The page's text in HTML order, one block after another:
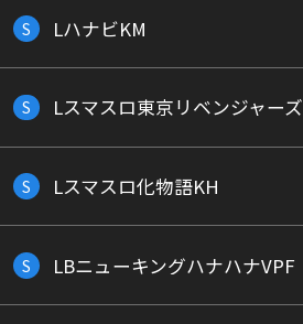
S LハナビKM
S Lスマスロ東京リベンジャーズ
S Lスマスロ化物語KH
S LBニューキングハナハナVPF